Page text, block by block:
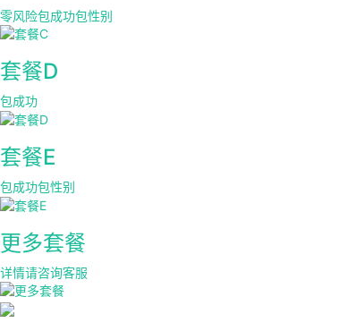
零风险包成功包性别
套餐D
包成功
套餐E
包成功包性别
更多套餐
详情请咨询客服